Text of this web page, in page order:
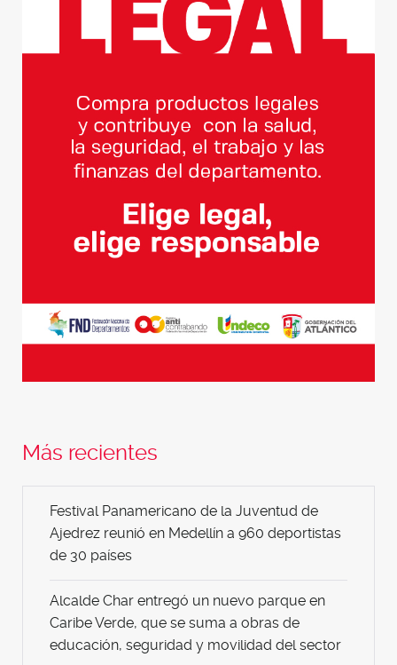
Más recientes
Festival Panamericano de la Juventud de
Ajedrez reunió en Medellín a 960 deportistas
de 30 países
Alcalde Char entregó un nuevo parque en
Caribe Verde, que se suma a obras de
educación, seguridad y movilidad del sector